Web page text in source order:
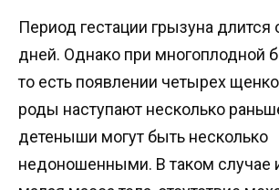
Период гестации грызуна длится
дней. Однако при многоплодной
то есть появлении четырех
роды наступают несколько
детеныши могут быть несколько
недоношенными. В таком случае